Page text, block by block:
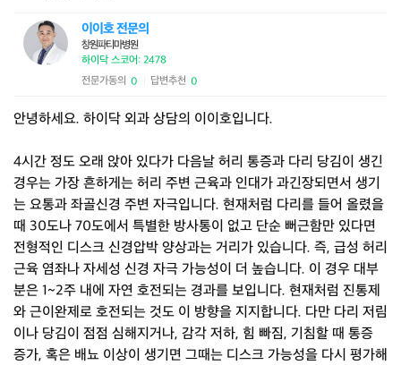
이이호 전문의
창원파티마병원
하이닥 스코어: 2478
전문가동의 0 답변추천 0
안녕하세요. 하이닥 외과 상담의 이이호입니다.
4시간 정도 오래 앉아 있다가 다음날 허리 통증과 다리 당김이 생긴
경우는 가장 흔하게는 허리 주변 근육과 인대가 과긴장되면서 생기
는 요통과 좌골신경 주변 자극입니다. 현재처럼 다리를 들어 올렸을
때 30도나 70도에서 특별한 방사통이 없고 단순 뻐근함만 있다면
전형적인 디스크 신경압박 양상과는 거리가 있습니다. 즉, 급성 허리
근육 염좌나 자세성 신경 자극 가능성이 더 높습니다. 이 경우 대부
분은 1~2주 내에 자연 호전되는 경과를 보입니다. 현재처럼 진통제
와 근이완제로 호전되는 것도 이 방향을 지지합니다. 다만 다리 저림
이나 당김이 점점 심해지거나, 감각 저하, 힘 빠짐, 기침할 때 통증
증가, 혹은 배뇨 이상이 생기면 그때는 디스크 가능성을 다시 평가해